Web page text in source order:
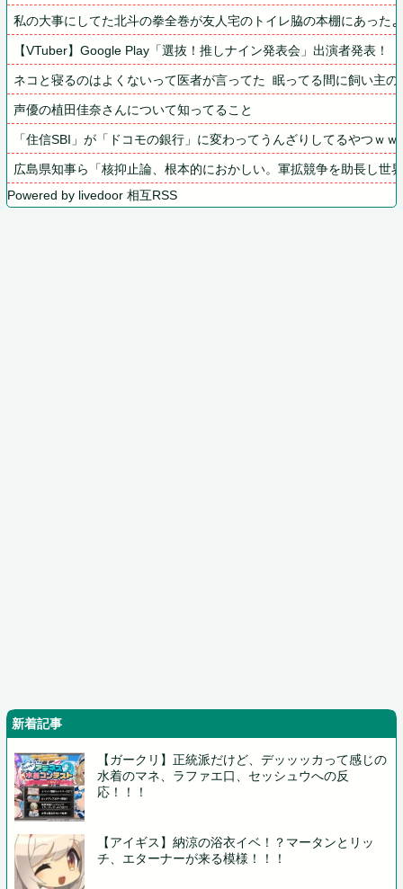
私の大事にしてた北斗の拳全巻が友人宅のトイレ脇の本棚にあっ
【VTuber】Google Play「選抜！推しナイン発表会」出演者発表！
ネコと寝るのはよくないって医者が言ってた  眠ってる間に飼い主
声優の植田佳奈さんについて知ってること
「住信SBI」が「ドコモの銀行」に変わってうんざりしてるやつｗｗ
広島県知事ら「核抑止論、根本的におかしい。軍拡競争を助長し世
Powered by livedoor 相互RSS
新着記事
【ガークリ】正統派だけど、デッッッカって感じの
水着のマネ、ラファエ口、セッシュウへの反
応！！！
【アイギス】納涼の浴衣イベ！？マータンとリッ
チ、エターナーが来る模様！！！